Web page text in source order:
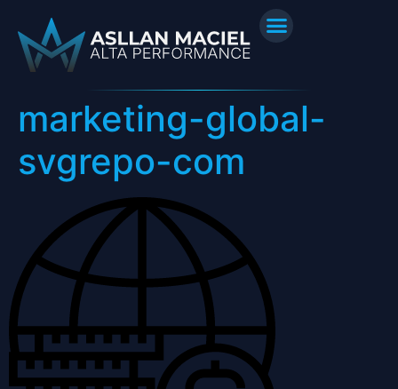
marketing-global-
svgrepo-com